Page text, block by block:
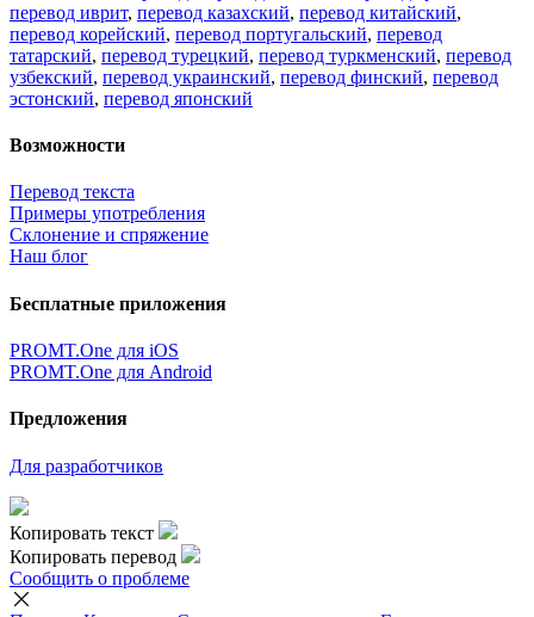
перевод иврит, перевод казахский, перевод китайский,
перевод корейский, перевод португальский, перевод
татарский, перевод турецкий, перевод туркменский, перевод
узбекский, перевод украинский, перевод финский, перевод
эстонский, перевод японский
Возможности
Перевод текста
Примеры употребления
Склонение и спряжение
Наш блог
Бесплатные приложения
PROMT.One для iOS
PROMT.One для Android
Предложения
Для разработчиков
Копировать текст
Копировать перевод
Сообщить о проблеме